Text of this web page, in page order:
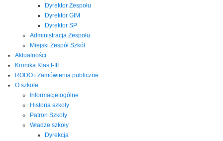
Dyrektor Zespołu
Dyrektor GIM
Dyrektor SP
Administracja Zespołu
Miejski Zespół Szkół
Aktualności
Kronika Klas I-III
RODO i Zamówienia publiczne
O szkole
Informacje ogólne
Historia szkoły
Patron Szkoły
Władze szkoły
Dyrekcja